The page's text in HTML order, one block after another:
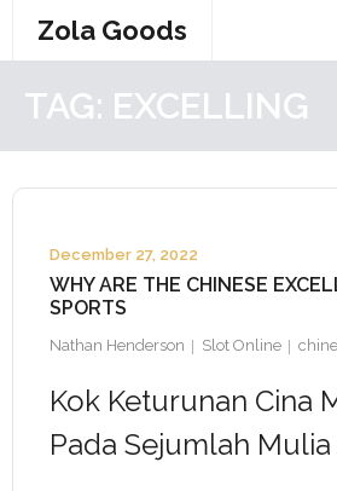
Zola Goods
TAG: EXCELLING
WHY ARE THE CHINESE
SPORTS
December 27, 2022
Nathan Henderson Slot Online
Kok Keturunan Cina
Pada Sejumlah Mulia